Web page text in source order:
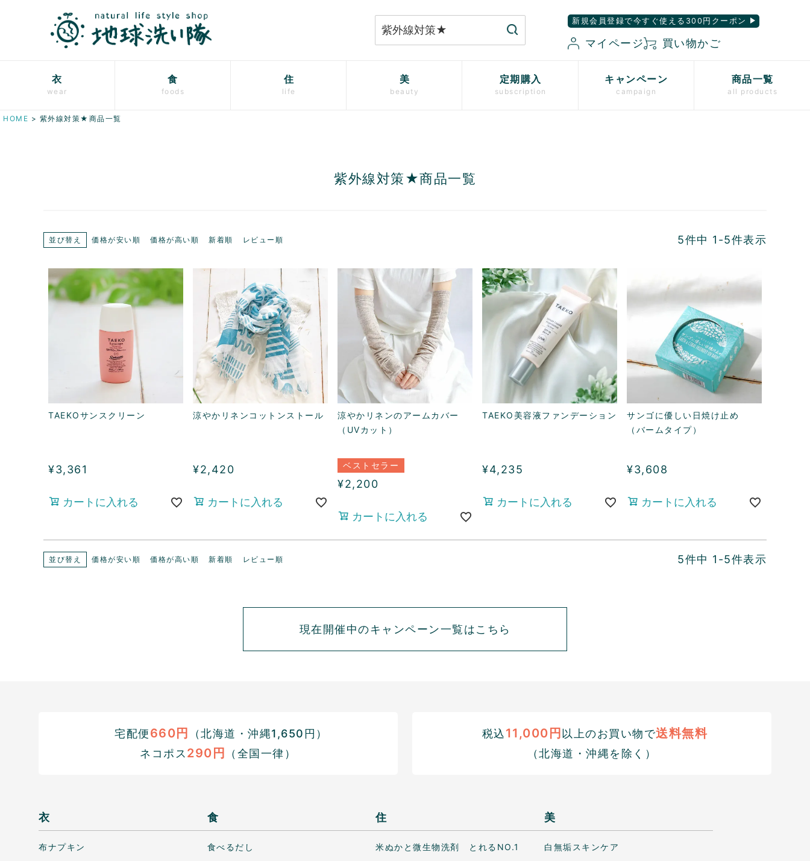
新規会員登録で今すぐ使える300円クーポン
マイページ 買い物かご
衣
wear
食
foods
住
life
美
beauty
定期購入
subscription
キャンペーン
campaign
商品一覧
all products
HOME 紫外線対策★商品一覧
紫外線対策★商品一覧
並び替え 価格が安い順 価格が高い順 新着順 レビュー順 5件中 1 -5件表示
TAEKOサンスクリーン
¥3,361
カートに入れる
涼やかリネンコットンストール
¥2,420
カートに入れる
涼やかリネンのアームカバー
（UVカット）
ベストセラー
¥2,200
カートに入れる
TAEKO美容液ファンデーション
¥4,235
カートに入れる
サンゴに優しい日焼け止め
（バームタイプ）
¥3,608
カートに入れる
並び替え 価格が安い順 価格が高い順 新着順 レビュー順 5件中 1 -5件表示
現在開催中のキャンペーン一覧はこちら
宅配便660円
（北海道・沖縄1,650円）
ネコポス 290円 （全国一律）
税込11,000円 以上のお買い物で送料無料
（北海道・沖縄を除く）
衣
布ナプキン
食
食べるだし
住
米ぬかと微生物洗剤 とれるNO.1
美
白無垢スキンケア